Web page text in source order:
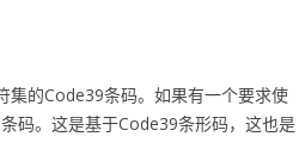
集的Code39条码。如果有一个要求使
码。这是基于Code39条形码，这也是